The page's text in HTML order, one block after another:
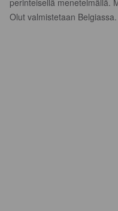
perinteisellä menetelmällä.
Olut valmistetaan Belgiassa.